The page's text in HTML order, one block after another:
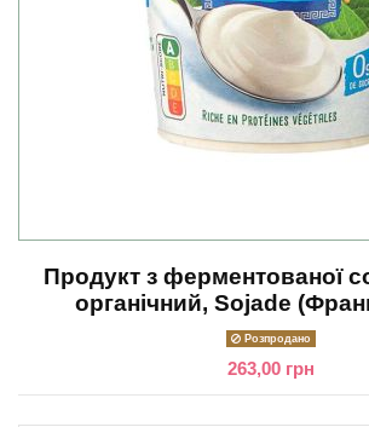
Продукт з ферментованої
органічний, Sojade
Розпродано
263,00 грн